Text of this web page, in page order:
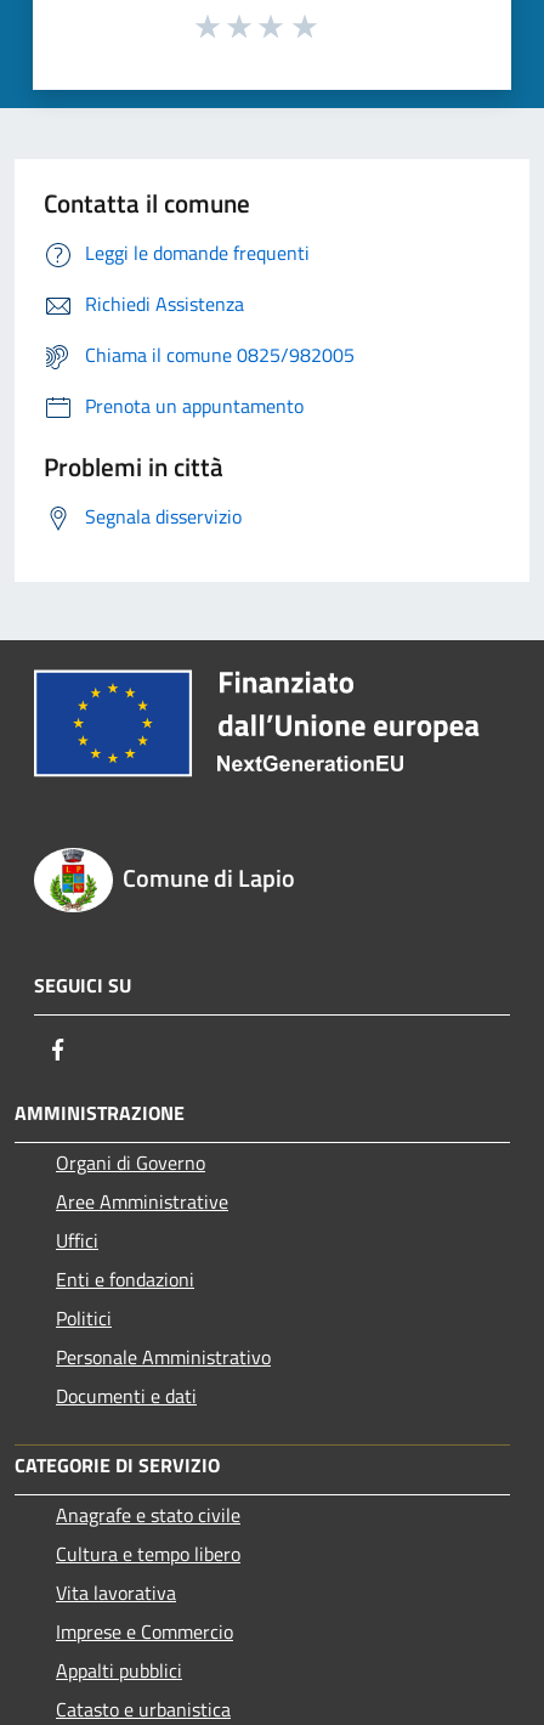
Contatta il comune
Leggi le domande frequenti
Richiedi Assistenza
Chiama il comune 0825/982005
Prenota un appuntamento
Problemi in città
Segnala disservizio
Comune di Lapio
SEGUICI SU
AMMINISTRAZIONE
Organi di Governo
Aree Amministrative
Uffici
Enti e fondazioni
Politici
Personale Amministrativo
Documenti e dati
CATEGORIE DI SERVIZIO
Anagrafe e stato civile
Cultura e tempo libero
Vita lavorativa
Imprese e Commercio
Appalti pubblici
Catasto e urbanistica